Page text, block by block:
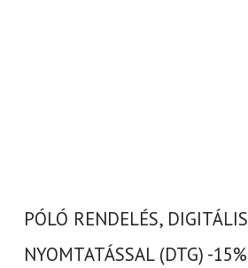
PÓLÓ RENDELÉS, DIGITÁLIS
NYOMTATÁSSAL (DTG) -15%